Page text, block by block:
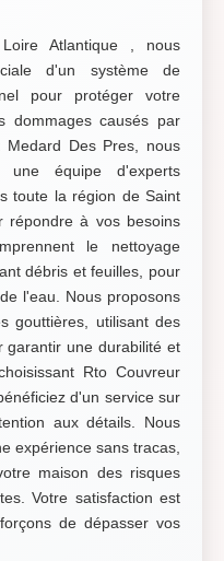
Atlantique , nous
d'un système de
pour protéger votre
dommages causés par
Des Pres, nous
une équipe d'experts
toute la région de Saint
répondre à vos besoins
le nettoyage
débris et feuilles, pour
l'eau. Nous proposons
gouttières, utilisant des
garantir une durabilité et
Rto Couvreur
d'un service sur
aux détails. Nous
expérience sans tracas,
maison des risques
Votre satisfaction est
de dépasser vos